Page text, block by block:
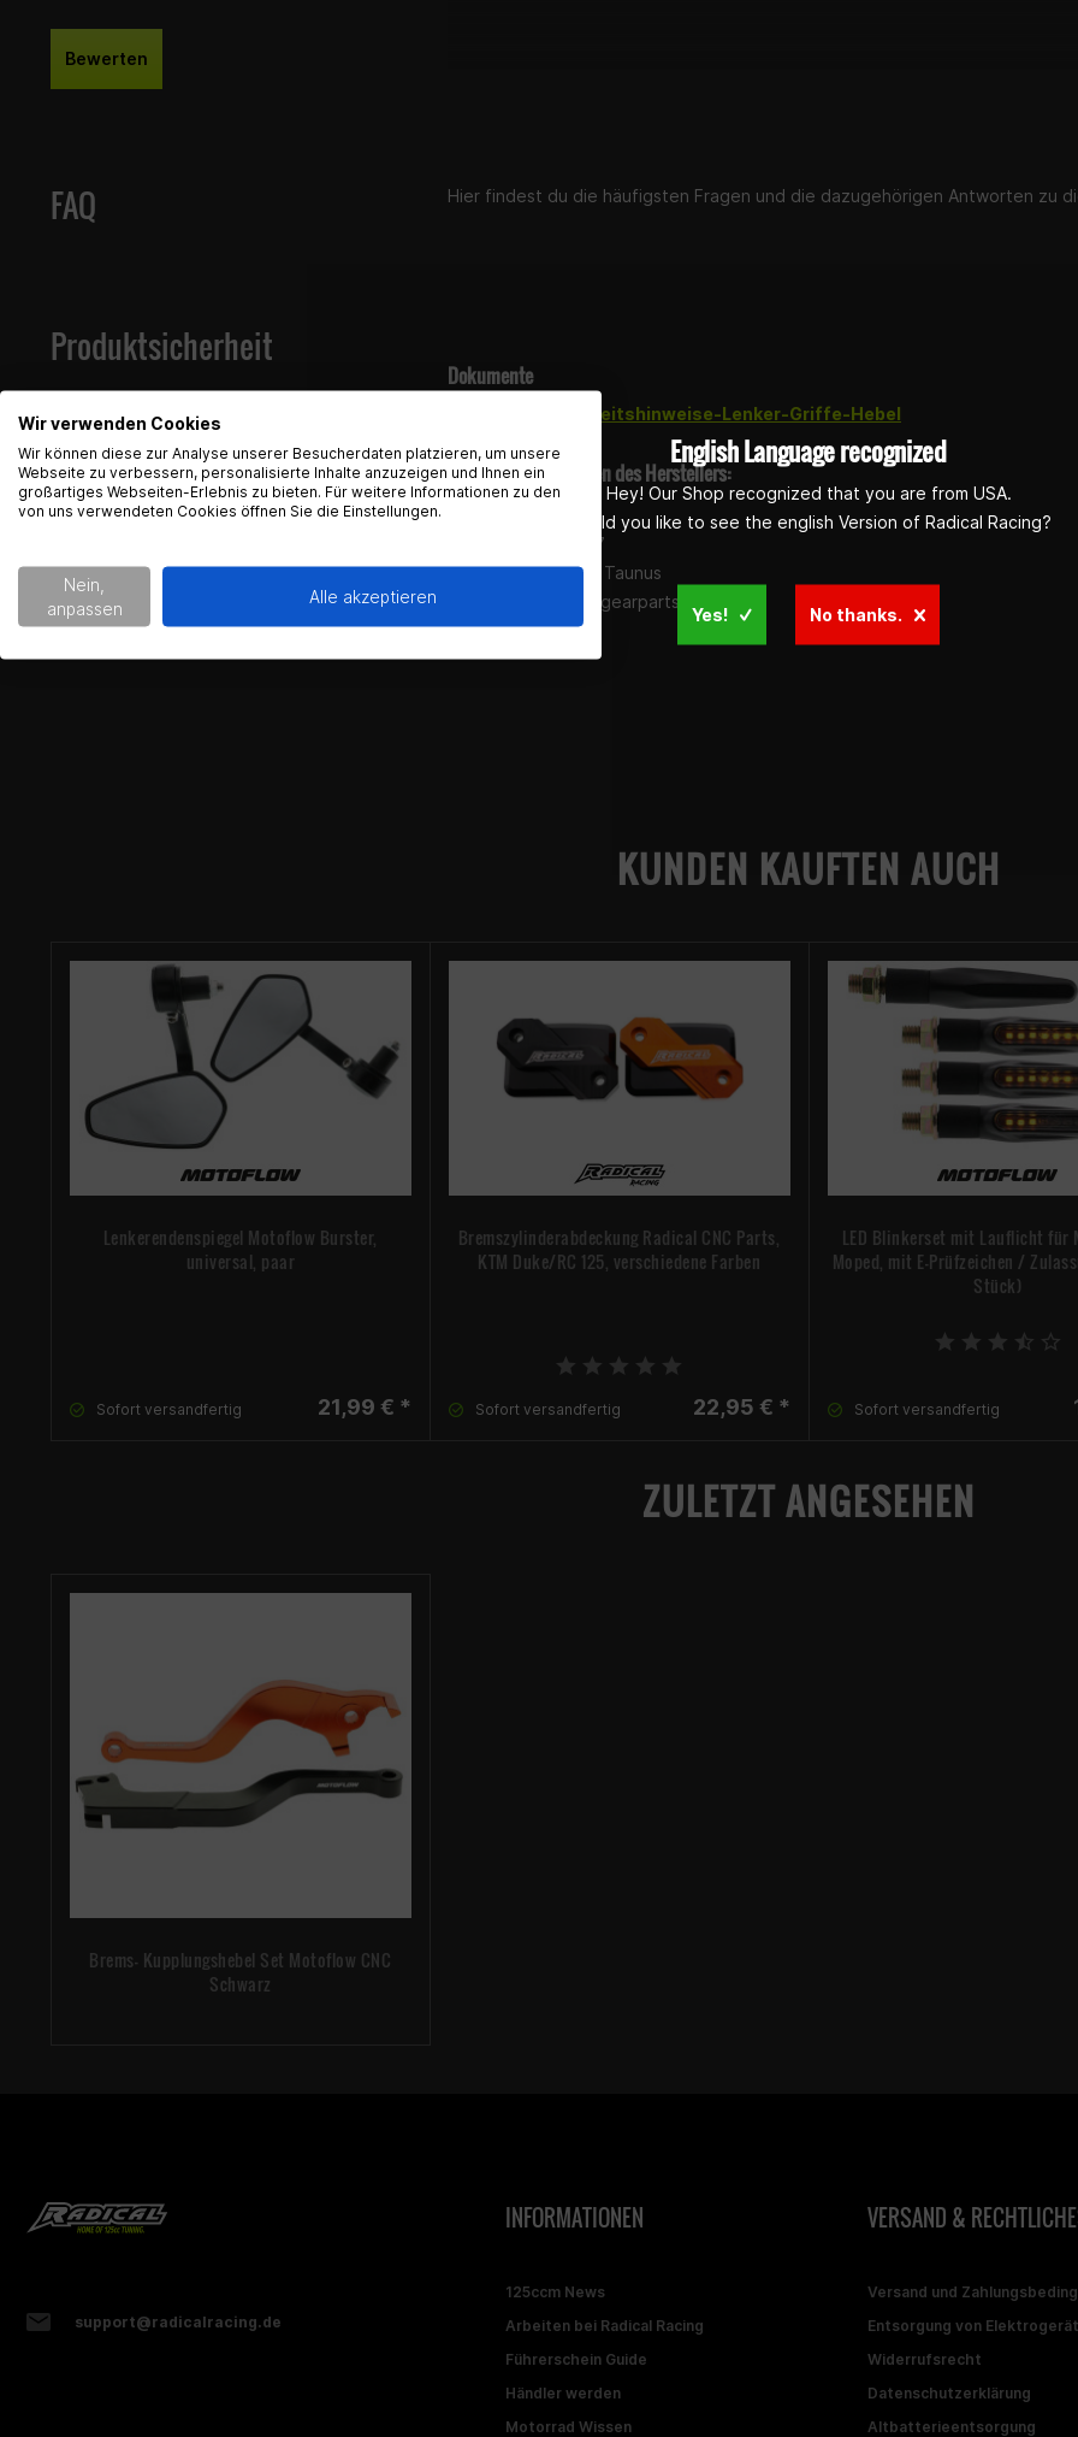
Bewerten
FAQ Hier findest du die häufigsten Fragen und die dazugehörigen Antworten zu
Produktsicherheit
Dokumente
Produktsicherheitshinweise-Lenker-Griffe-Hebel
Kontaktinformationen des Herstellers:
Im Langgewann 5-7
65719 Hofheim am Taunus
support@gearparts24.de
KUNDEN KAUFTEN AUCH
Lenkerendenspiegel Motoflow Burster,
universal, paar
Sofort versandfertig 21,99 € *
Bremszylinderabdeckung Radical CNC Parts,
KTM Duke/RC 125, verschiedene Farben
Sofort versandfertig 22,95 € *
LED Blinkerset mit Lauflicht für
Moped, mit E-Prüfzeichen /
Stück)
Sofort versandfertig
ZULETZT ANGESEHEN
Brems- Kupplungshebel Set Motoflow CNC
Schwarz
support@radicalracing.de
INFORMATIONEN
125ccm News
Arbeiten bei Radical Racing
Führerschein Guide
Händler werden
Motorrad Wissen
VERSAND &
Versand und
Entsorgung von
Widerrufsrecht
Datenschutzerklärung
Altbatterieentsorgung
English Language recognized
Hey! Our Shop recognized that you are from USA.
Would you like to see the english Version of Radical Racing?
Yes! No thanks.
Wir verwenden Cookies
Wir können diese zur Analyse unserer Besucherdaten platzieren, um unsere
Webseite zu verbessern, personalisierte Inhalte anzuzeigen und Ihnen ein
großartiges Webseiten-Erlebnis zu bieten. Für weitere Informationen zu den
von uns verwendeten Cookies öffnen Sie die Einstellungen.
Nein,
anpassen
Alle akzeptieren